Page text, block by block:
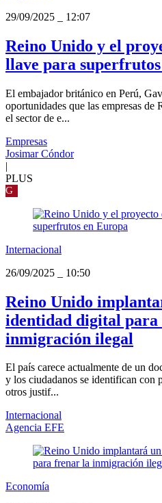
29/09/2025
12:07
Reino Unido y el
llave para
El embajador británico en Perú,
oportunidades que las empresas
el sector de e...
Empresas
Josimar Cóndor
|
PLUS
G
Internacional
26/09/2025
10:50
Reino Unido
identidad digital
inmigración ilegal
El país carece actualmente de un
y los ciudadanos se identifican con
otros justif...
Internacional
Agencia EFE
Economía